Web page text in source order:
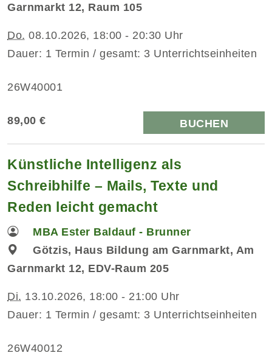
Garnmarkt 12, Raum 105
Do. 08.10.2026, 18:00 - 20:30 Uhr
Dauer: 1 Termin / gesamt: 3 Unterrichtseinheiten
26W40001
89,00 € BUCHEN
Künstliche Intelligenz als
Schreibhilfe – Mails, Texte und
Reden leicht gemacht
MBA Ester Baldauf - Brunner
Götzis, Haus Bildung am Garnmarkt, Am
Garnmarkt 12, EDV-Raum 205
Di. 13.10.2026, 18:00 - 21:00 Uhr
Dauer: 1 Termin / gesamt: 3 Unterrichtseinheiten
26W40012